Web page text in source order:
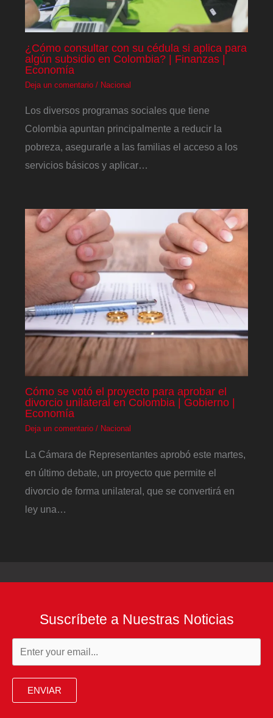
¿Cómo consultar con su cédula si aplica para
algún subsidio en Colombia? | Finanzas |
Economía
Deja un comentario / Nacional
Los diversos programas sociales que tiene
Colombia apuntan principalmente a reducir la
pobreza, asegurarle a las familias el acceso a los
servicios básicos y aplicar…
Cómo se votó el proyecto para aprobar el
divorcio unilateral en Colombia | Gobierno |
Economía
Deja un comentario / Nacional
La Cámara de Representantes aprobó este martes,
en último debate, un proyecto que permite el
divorcio de forma unilateral, que se convertirá en
ley una…
Suscríbete a Nuestras Noticias
ENVIAR